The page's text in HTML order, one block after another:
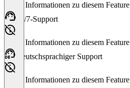
Keine Informationen zu diesem Feature
24/7-Support
Keine Informationen zu diesem Feature
Deutschsprachiger Support
Keine Informationen zu diesem Feature